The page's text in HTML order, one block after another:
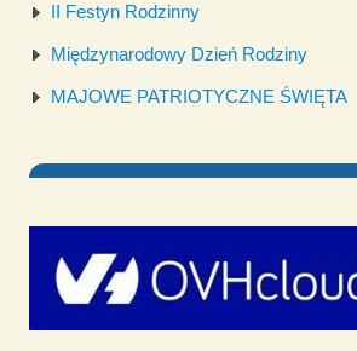
II Festyn Rodzinny
Międzynarodowy Dzień Rodziny
MAJOWE PATRIOTYCZNE ŚWIĘTA